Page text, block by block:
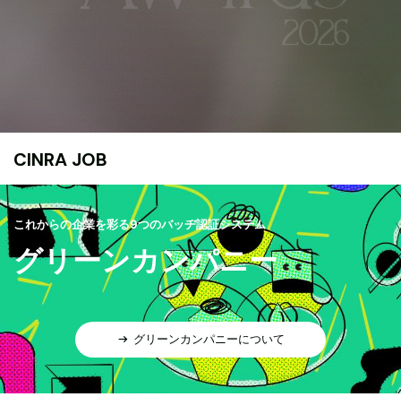
CINRA JOB
これからの企業を彩る9つのバッヂ認証システム
グリーンカンパニー
グリーンカンパニーについて